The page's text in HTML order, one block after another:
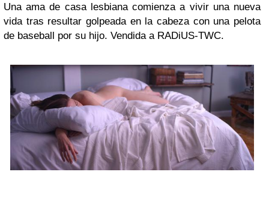
Una ama de casa lesbiana comienza a vivir una nueva
vida tras resultar golpeada en la cabeza con una pelota
de baseball por su hijo. Vendida a RADiUS-TWC.